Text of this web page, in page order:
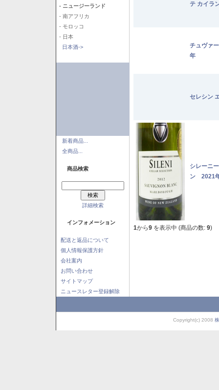
- ニュージーランド
- 南アフリカ
- モロッコ
- 日本
日本酒->
新着商品...
全商品...
商品検索
詳細検索
インフォメーション
配送と返品について
個人情報保護方針
会社案内
お問い合わせ
サイトマップ
ニュースレター登録解除
テ カイ
チュヴァ
年
セレシン
シレーニ
ン 2021
1から9 を表示中 (商品の数: 9)
Copyright(c) 2008